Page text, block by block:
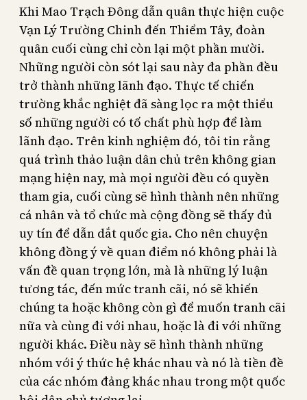
Khi Mao Trạch Đông dẫn quân thực hiện cuộc
Vạn Lý Trường Chinh đến Thiểm Tây, đoàn
quân cuối cùng chỉ còn lại một phần mười.
Những người còn sót lại sau này đa phần đều
trở thành những lãnh đạo. Thực tế chiến
trường khắc nghiệt đã sàng lọc ra một thiểu
số những người có tố chất phù hợp để làm
lãnh đạo. Trên kinh nghiệm đó, tôi tin rằng
quá trình thảo luận dân chủ trên không gian
mạng hiện nay, mà mọi người đều có quyền
tham gia, cuối cùng sẽ hình thành nên những
cá nhân và tổ chức mà cộng đồng sẽ thấy đủ
uy tín để dẫn dắt quốc gia. Cho nên chuyện
không đồng ý về quan điểm nó không phải là
vấn đề quan trọng lớn, mà là những lý luận
tương tác, đến mức tranh cãi, nó sẽ khiến
chúng ta hoặc không còn gì để muốn tranh cãi
nữa và cùng đi với nhau, hoặc là đi với những
người khác. Điều này sẽ hình thành những
nhóm với ý thức hệ khác nhau và nó là tiền đề
của các nhóm đảng khác nhau trong một quốc